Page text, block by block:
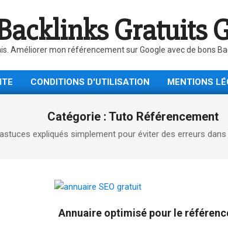
Gratuits
Améliorer mon référencement sur Google avec de bons
CONDITIONS D'UTILISATION MENTIONS
Catégorie : Tuto Référencement
expliqués simplement pour éviter des erreurs
Annuaire optimisé pour le